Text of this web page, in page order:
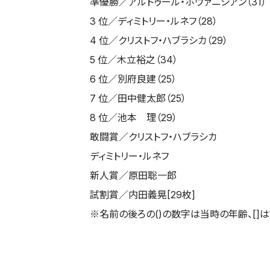
3 位／ディミトリー・ルネフ（28）
4 位／クリストフ・ハブラシカ（29）
5 位／木立裕之（34）
6 位／別府良建（25）
7 位／田中健太郎（25）
8 位／池本 理（29）
敢闘賞／クリストフ・ハブラシカ
ディミトリー・ルネフ
新人賞／原田聡一郎
試割賞／内田義晃[29枚]
※名前の後ろの()の数字は当時の年齢、[]